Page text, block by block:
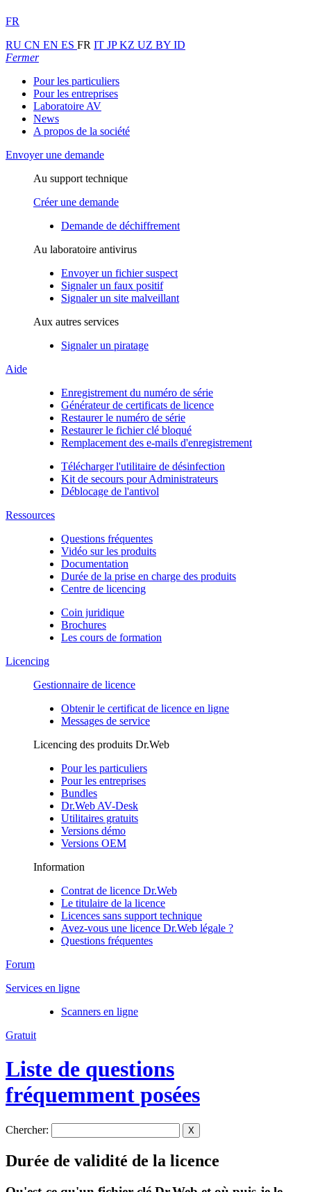
FR
RU CN EN ES FR IT JPKZ UZ BY ID
Fermer
Pour les particuliers
Pour les entreprises
Laboratoire AV
News
A propos de la société
Envoyer une demande
Au support technique
Créer une demande
Demande de déchiffrement
Au laboratoire antivirus
Envoyer un fichier suspect
Signaler un faux positif
Signaler un site malveillant
Aux autres services
Signaler un piratage
Aide
Enregistrement du numéro de série
Générateur de certificats de licence
Restaurer le numéro de série
Restaurer le fichier clé bloqué
Remplacement des e-mails d'enregistrement
Télécharger l'utilitaire de désinfection
Kit de secours pour Administrateurs
Déblocage de l'antivol
Ressources
Questions fréquentes
Vidéo sur les produits
Documentation
Durée de la prise en charge des produits
Centre de licencing
Coin juridique
Brochures
Les cours de formation
Licencing
Gestionnaire de licence
Obtenir le certificat de licence en ligne
Messages de service
Licencing des produits Dr.Web
Pour les particuliers
Pour les entreprises
Bundles
Dr.Web AV-Desk
Utilitaires gratuits
Versions démo
Versions OEM
Information
Contrat de licence Dr.Web
Le titulaire de la licence
Licences sans support technique
Avez-vous une licence Dr.Web légale ?
Questions fréquentes
Forum
Services en ligne
Scanners en ligne
Gratuit
Liste de questions
fréquemment posées
Chercher: X
Durée de validité de la licence